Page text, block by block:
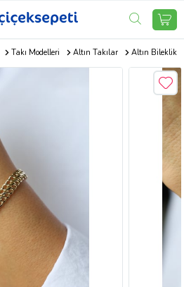
Takı Modelleri Altın Takılar Altın Bileklik